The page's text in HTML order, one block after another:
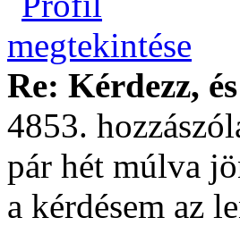
Re: Kérdezz,
4853.
pár hét múlva
a kérdésem az